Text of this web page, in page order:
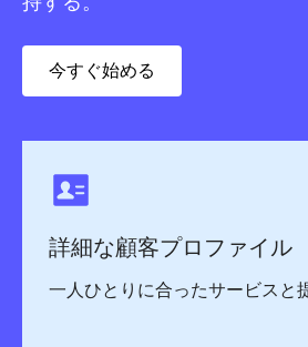
今すぐ始める
詳細な顧客プロファイル
一人ひとりに合ったサービスと